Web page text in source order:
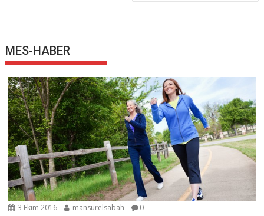
MES-HABER
3 Ekim 2016 mansurelsabah 0